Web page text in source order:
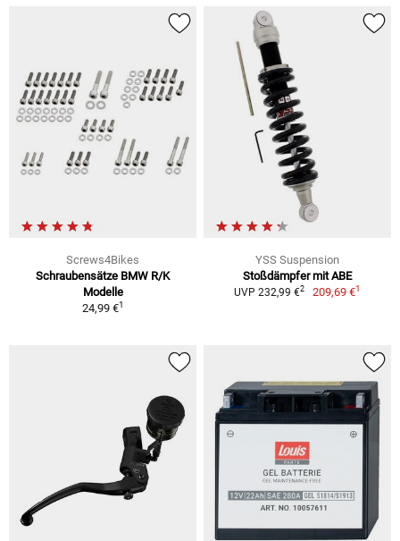
Screws4Bikes
Schraubensätze BMW R/K
Modelle
24,99 €1
YSS Suspension
Stoßdämpfer mit ABE
UVP 232,99 €2 209,69 €1